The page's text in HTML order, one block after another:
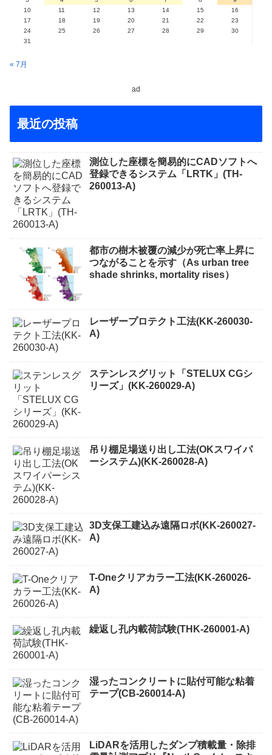
10
11 12 13 14 15
16
17
18 19 20 21 22
23
24
25 26 27 28 29
30
31
« 7月
ad
最近の投稿
測位した座標を簡易的にCADソフトへ
登録できるシステム「LRTK」(TH-
260013-A)
都市の樹木被覆の減少が死亡率上昇に
つながることを示す（As urban tree
shade shrinks, mortality rises）
レーザープロテクト⼯法(KK-260030-
A)
ステンレスグリット「STELUX CGシ
リーズ」(KK-260029-A)
吊り棚足場送り出し工法(OKスワイパ
ーシステム)(KK-260028-A)
3D支保工建込み遠隔ロボ(KK-260027-
A)
T-Oneクリアカラー工法(KK-260026-
A)
繰返し孔内載荷試験(THK-260001-A)
湿ったコンクリートに貼付可能な粘着
テープ(CB-260014-A)
LiDARを活用したダンプ積載量・除排